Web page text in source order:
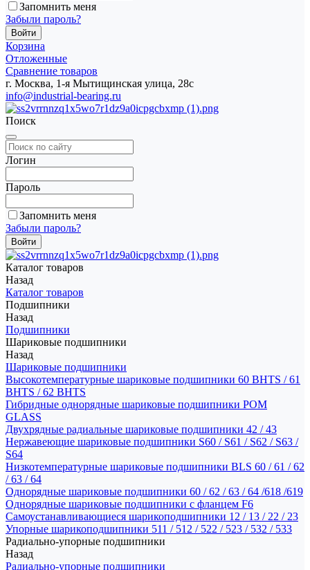
Запомнить меня
Забыли пароль?
Корзина
Отложенные
Сравнение товаров
г. Москва, 1-я Мытищинская улица, 28с
info@industrial-bearing.ru
Поиск
Логин
Пароль
Запомнить меня
Забыли пароль?
Каталог товаров
Назад
Каталог товаров
Подшипники
Назад
Подшипники
Шариковые подшипники
Назад
Шариковые подшипники
Высокотемпературные шариковые подшипники 60 BHTS / 61
BHTS / 62 BHTS
Гибридные однорядные шариковые подшипники POM
GLASS
Двухрядные радиальные шариковые подшипники 42 / 43
Нержавеющие шариковые подшипники S60 / S61 / S62 / S63 /
S64
Низкотемпературные шариковые подшипники BLS 60 / 61 / 62
/ 63 / 64
Однорядные шариковые подшипники 60 / 62 / 63 / 64 /618 /619
Однорядные шариковые подшипники с фланцем F6
Самоустанавливающиеся шарикоподшипники 12 / 13 / 22 / 23
Упорные шарикоподшипники 511 / 512 / 522 / 523 / 532 / 533
Радиально-упорные подшипники
Назад
Радиально-упорные подшипники